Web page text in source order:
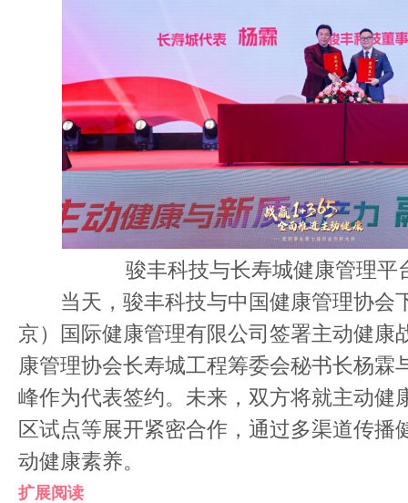
骏丰科技与长寿城健康管理平
当天，骏丰科技与中国健康管理协会
京）国际健康管理有限公司签署主动健康
康管理协会长寿城工程筹委会秘书长杨霖
峰作为代表签约。未来，双方将就主动健
区试点等展开紧密合作，通过多渠道传播
动健康素养。
扩展阅读